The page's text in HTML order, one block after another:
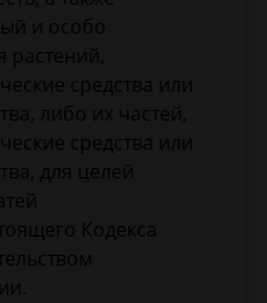
и особо
растений,
средства или
либо их частей,
средства или
для целей
Кодекса